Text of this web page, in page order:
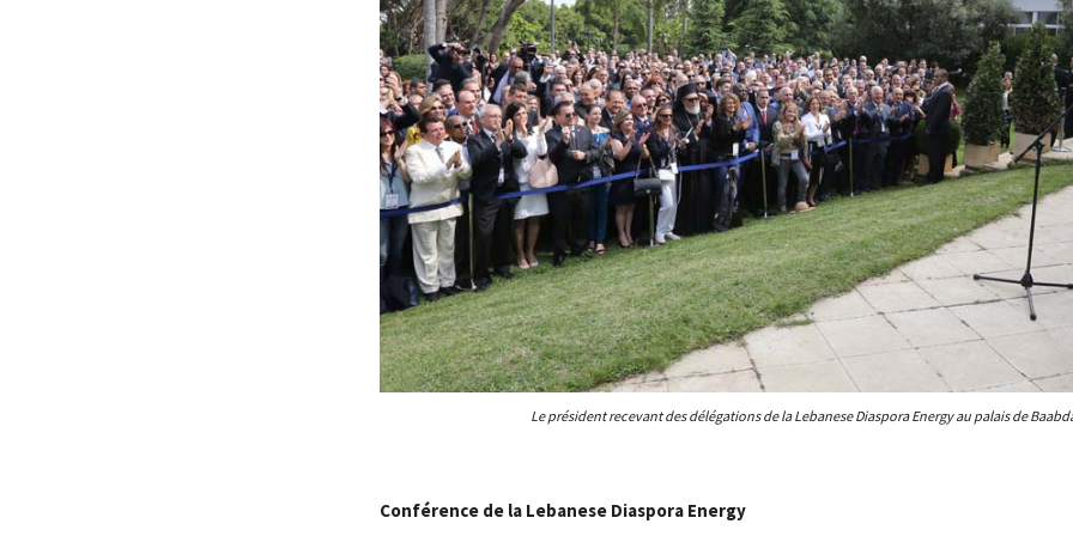
Le président recevant des délégations de la Lebanese Diaspora Energy au palais de
Conférence de la Lebanese Diaspora Energy